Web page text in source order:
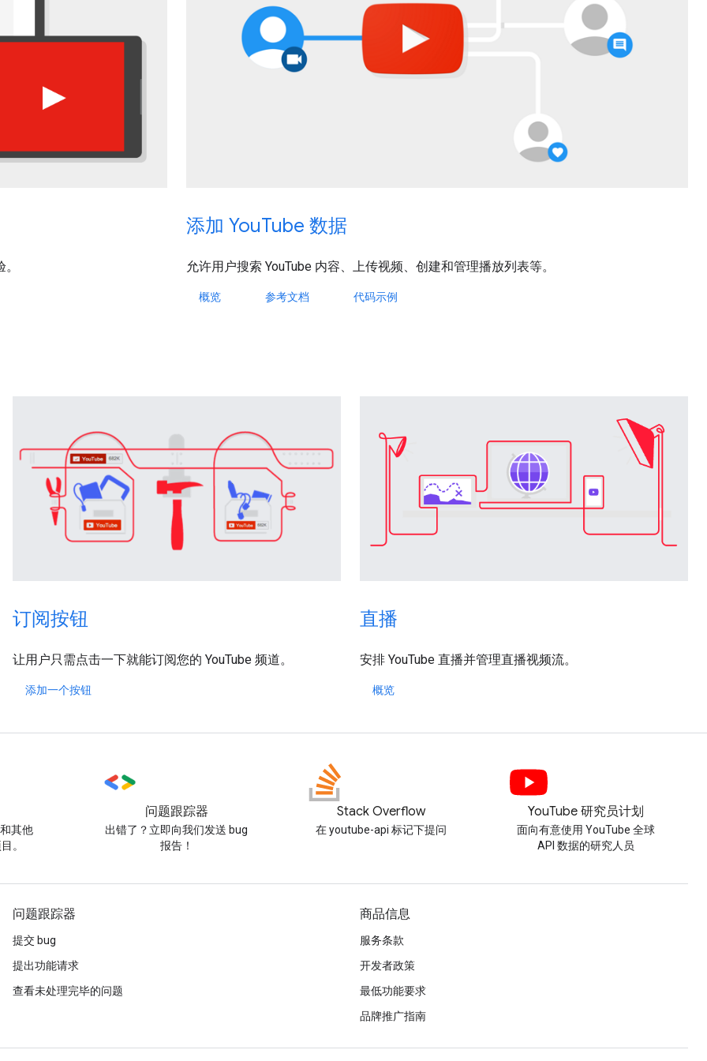
添加 YouTube 数据
允许用户搜索 YouTube 内容、上传视频、创建和管理播放列表等。
概览 参考文档 代码示例
订阅按钮
让用户只需点击一下就能订阅您的 YouTube 频道。
添加一个按钮
直播
安排 YouTube 直播并管理直播视频流。
概览
其他
。
问题跟踪器
出错了？立即向我们发送 bug
报告！
Stack Overflow
在 youtube-api 标记下提问
YouTube 研究员计划
面向有意使用 YouTube 全球
API 数据的研究人员
问题跟踪器
提交 bug
提出功能请求
查看未处理完毕的问题
商品信息
服务条款
开发者政策
最低功能要求
品牌推广指南